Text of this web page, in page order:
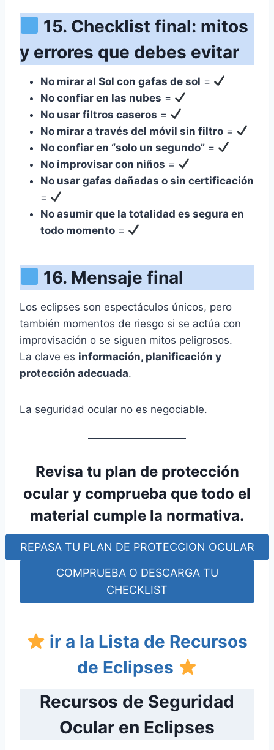
15. Checklist final: mitos
y errores que debes evitar
No mirar al Sol con gafas de sol =
No confiar en las nubes =
No usar filtros caseros =
No mirar a través del móvil sin filtro =
No confiar en “solo un segundo” =
No improvisar con niños =
No usar gafas dañadas o sin certificación
=
No asumir que la totalidad es segura en
todo momento =
16. Mensaje final
Los eclipses son espectáculos únicos, pero
también momentos de riesgo si se actúa con
improvisación o se siguen mitos peligrosos.
La clave es información, planificación y
protección adecuada.
La seguridad ocular no es negociable.
Revisa tu plan de protección
ocular y comprueba que todo el
material cumple la normativa.
REPASA TU PLAN DE PROTECCION OCULAR
COMPRUEBA O DESCARGA TU
CHECKLIST
ir a la Lista de Recursos
de Eclipses
Recursos de Seguridad
Ocular en Eclipses